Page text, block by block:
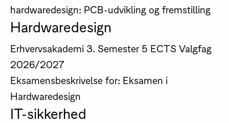
hardwaredesign: PCB-udvikling og fremstilling
Hardwaredesign
Erhvervsakademi 3. Semester 5 ECTS Valgfag
2026/2027
Eksamensbeskrivelse for: Eksamen i
Hardwaredesign
IT-sikkerhed